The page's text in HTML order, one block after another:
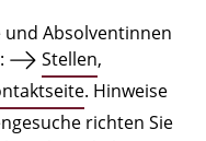
Absolventinnen
Stellen,
. Hinweise
richten Sie